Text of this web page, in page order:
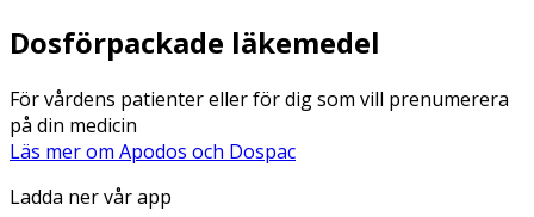
Dosförpackade läkemedel
För vårdens patienter eller för dig som vill prenumerera
på din medicin
Läs mer om Apodos och Dospac
Ladda ner vår app